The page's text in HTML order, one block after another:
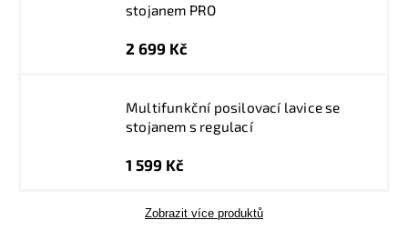
stojanem PRO
2 699 Kč
Multifunkční posilovací lavice se
stojanem s regulací
1 599 Kč
Zobrazit více produktů